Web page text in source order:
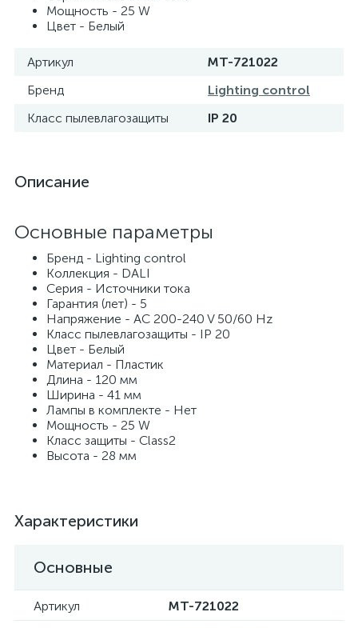
Мощность - 25 W
Цвет - Белый
Артикул
MT-721022
Бренд
Lighting control
Класс пылевлагозащиты
IP 20
Описание
Основные параметры
Бренд - Lighting control
Коллекция - DALI
Серия - Источники тока
Гарантия (лет) - 5
Напряжение - AC 200-240 V 50/60 Hz
Класс пылевлагозащиты - IP 20
Цвет - Белый
Материал - Пластик
Длина - 120 мм
Ширина - 41 мм
Лампы в комплекте - Нет
Мощность - 25 W
Класс защиты - Class2
Высота - 28 мм
Характеристики
Основные
Артикул
MT-721022